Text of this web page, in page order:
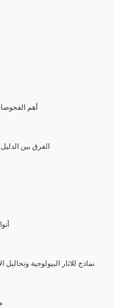
(3) أهم
2- الفرق بين
(5)
3- نماذج للاثار البيولوجية